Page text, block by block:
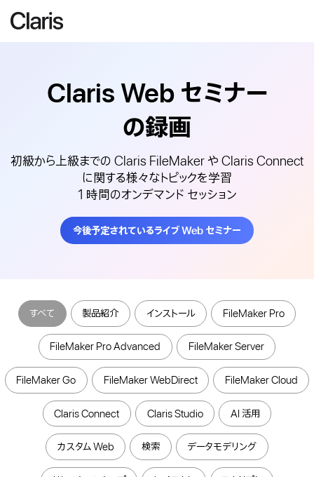
Claris Web セミナー
の録画
初級から上級までの Claris FileMaker や Claris Connect
に関する様々なトピックを学習
1 時間のオンデマンド セッション
今後予定されているライブ Web セミナー
すべて 製品紹介 インストール FileMaker Pro
FileMaker Pro Advanced FileMaker Server
FileMaker Go FileMaker WebDirect FileMaker Cloud
Claris Connect Claris Studio AI 活用
カスタム Web 検索 データモデリング